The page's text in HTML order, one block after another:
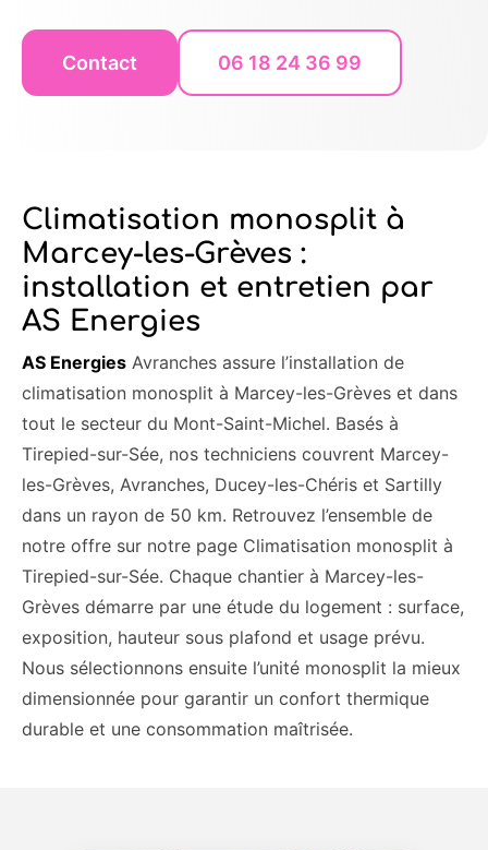
Contact 06 18 24 36 99
Climatisation monosplit à
Marcey-les-Grèves :
installation et entretien par
AS Energies
AS Energies Avranches assure l’installation de
climatisation monosplit à Marcey-les-Grèves et dans
tout le secteur du Mont-Saint-Michel. Basés à
Tirepied-sur-Sée, nos techniciens couvrent Marcey-
les-Grèves, Avranches, Ducey-les-Chéris et Sartilly
dans un rayon de 50 km. Retrouvez l’ensemble de
notre offre sur notre page Climatisation monosplit à
Tirepied-sur-Sée. Chaque chantier à Marcey-les-
Grèves démarre par une étude du logement : surface,
exposition, hauteur sous plafond et usage prévu.
Nous sélectionnons ensuite l’unité monosplit la mieux
dimensionnée pour garantir un confort thermique
durable et une consommation maîtrisée.